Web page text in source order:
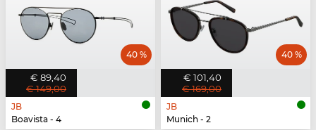
€ 89,40
€ 149,00
40 %
JB
Boavista - 4
€ 101,40
€ 169,00
40 %
JB
Munich - 2